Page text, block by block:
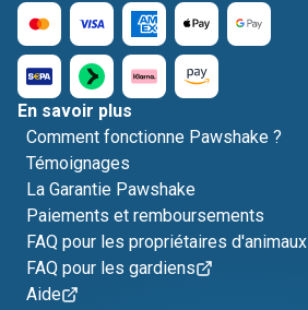
En savoir plus
Comment fonctionne Pawshake ?
Témoignages
La Garantie Pawshake
Paiements et remboursements
FAQ pour les propriétaires d'animaux
FAQ pour les gardiens
Aide